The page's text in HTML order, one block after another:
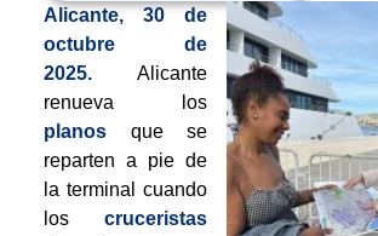
Alicante, 30 de
octubre de
2025.Alicante
renueva los
planosque se
reparten a pie de
la terminal cuando
loscruceristas